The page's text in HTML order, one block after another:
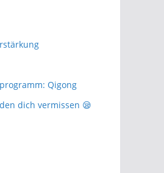
Qigong
dich vermissen 😪